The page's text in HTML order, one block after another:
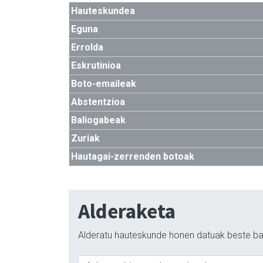
Hauteskundea
Eguna
Errolda
Eskrutinioa
Boto-emaileak
Abstentzioa
Baliogabeak
Zuriak
Hautagai-zerrenden botoak
Alderaketa
Alderatu hauteskunde honen datuak beste